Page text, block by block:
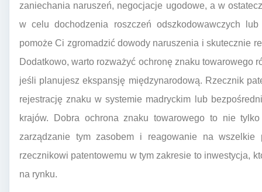
zaniechania naruszeń, negocjacje ugodowe, a w
w celu dochodzenia roszczeń odszkodowawczych
pomoże Ci zgromadzić dowody naruszenia i skutecznie
Dodatkowo, warto rozważyć ochronę znaku towarowego
jeśli planujesz ekspansję międzynarodową. Rzecznik
rejestrację znaku w systemie madryckim lub
krajów. Dobra ochrona znaku towarowego to nie
zarządzanie tym zasobem i reagowanie na wszelkie
rzecznikowi patentowemu w tym zakresie to inwestycja,
na rynku.